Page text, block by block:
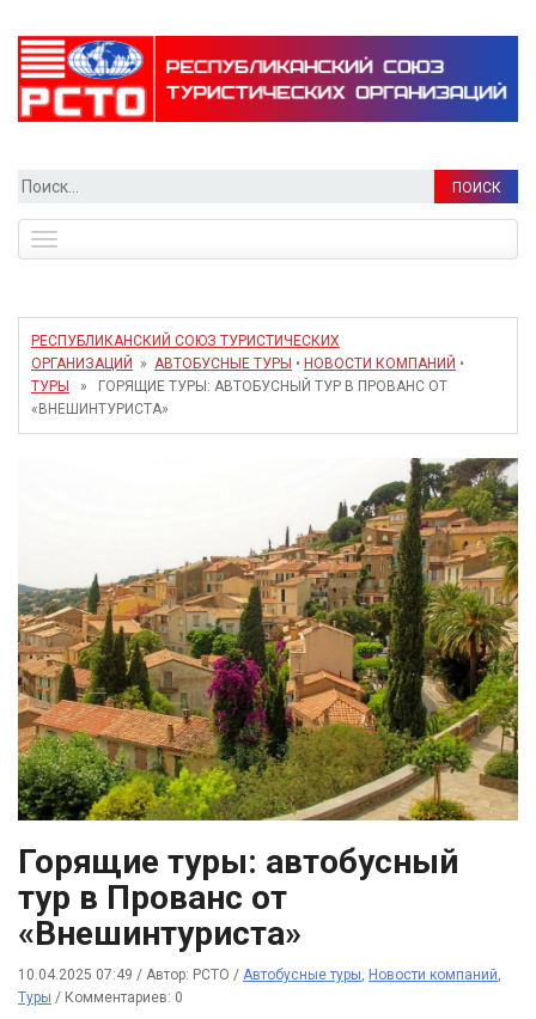
Найти:
navigation
РЕСПУБЛИКАНСКИЙ СОЮЗ ТУРИСТИЧЕСКИХ
ОРГАНИЗАЦИЙ
» АВТОБУСНЫЕ ТУРЫ • НОВОСТИ КОМПАНИЙ •
ТУРЫ
» ГОРЯЩИЕ ТУРЫ: АВТОБУСНЫЙ ТУР В ПРОВАНС ОТ
«ВНЕШИНТУРИСТА»
Горящие туры: автобусный
тур в Прованс от
«Внешинтуриста»
10.04.2025 07:49 / Автор: РСТО / Автобусные туры, Новости компаний,
Туры / Комментариев: 0